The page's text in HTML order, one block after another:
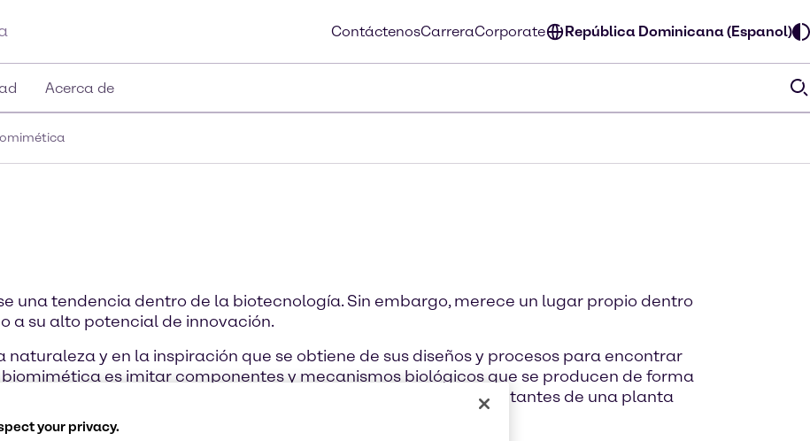
ContáctenosCarreraCorporate República Dominicana (Espanol)
Acerca de
una tendencia dentro de la biotecnología. Sin embargo, merece un lugar propio dentro
a su alto potencial de innovación.
y en la inspiración que se obtiene de sus diseños y procesos para encontrar
es imitar componentes y mecanismos biológicos que se producen de forma
ejemplo sería un hidratante que replica las propiedades humectantes de una planta
enzima natural.
your privacy.